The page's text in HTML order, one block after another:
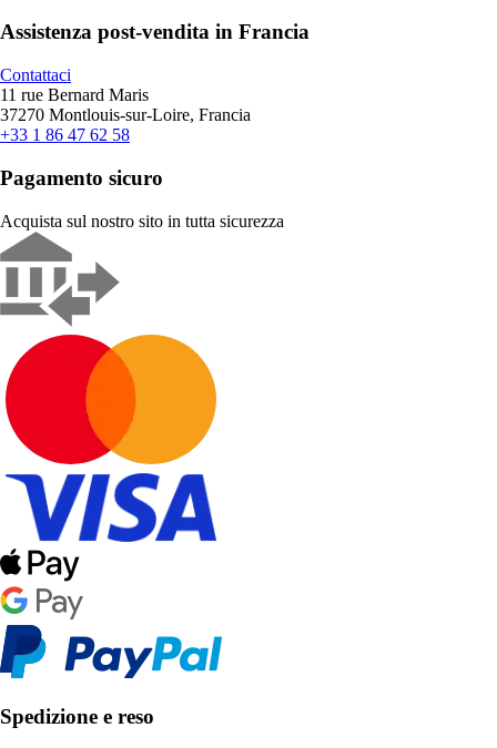
Assistenza post-vendita in Francia
Contattaci
11 rue Bernard Maris
37270 Montlouis-sur-Loire, Francia
+33 1 86 47 62 58
Pagamento sicuro
Acquista sul nostro sito in tutta sicurezza
Spedizione e reso